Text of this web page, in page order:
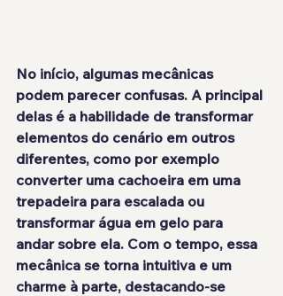
No início, algumas mecânicas
podem parecer confusas. A principal
delas é a habilidade de transformar
elementos do cenário em outros
diferentes, como por exemplo
converter uma cachoeira em uma
trepadeira para escalada ou
transformar água em gelo para
andar sobre ela. Com o tempo, essa
mecânica se torna intuitiva e um
charme à parte, destacando-se